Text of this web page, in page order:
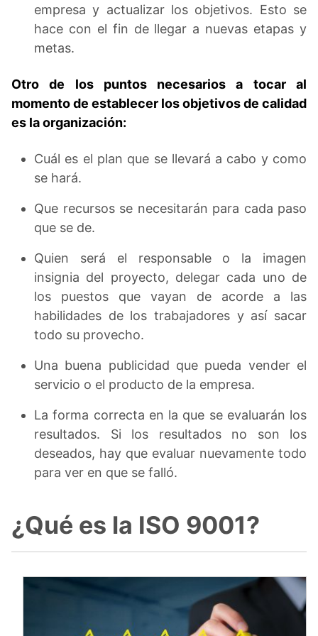
empresa y actualizar los objetivos. Esto se
hace con el fin de llegar a nuevas etapas y
metas.
Otro de los puntos necesarios a tocar al
momento de establecer los objetivos de calidad
es la organización:
Cuál es el plan que se llevará a cabo y como
se hará.
Que recursos se necesitarán para cada paso
que se de.
Quien será el responsable o la imagen
insignia del proyecto, delegar cada uno de
los puestos que vayan de acorde a las
habilidades de los trabajadores y así sacar
todo su provecho.
Una buena publicidad que pueda vender el
servicio o el producto de la empresa.
La forma correcta en la que se evaluarán los
resultados. Si los resultados no son los
deseados, hay que evaluar nuevamente todo
para ver en que se falló.
¿Qué es la ISO 9001?